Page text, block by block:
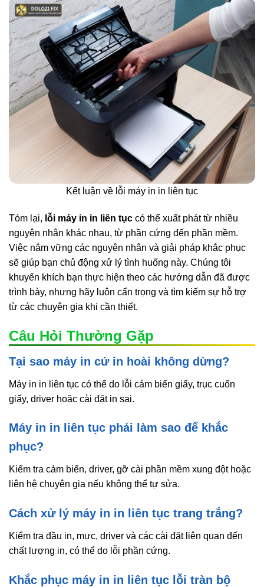
Kết luận về lỗi máy in in liên tục
Tóm lại, lỗi máy in in liên tục có thể xuất phát từ nhiều
nguyên nhân khác nhau, từ phần cứng đến phần mềm.
Việc nắm vững các nguyên nhân và giải pháp khắc phục
sẽ giúp bạn chủ động xử lý tình huống này. Chúng tôi
khuyến khích bạn thực hiện theo các hướng dẫn đã được
trình bày, nhưng hãy luôn cẩn trọng và tìm kiếm sự hỗ trợ
từ các chuyên gia khi cần thiết.
Câu Hỏi Thường Gặp
Tại sao máy in cứ in hoài không dừng?
Máy in in liên tục có thể do lỗi cảm biến giấy, trục cuốn
giấy, driver hoặc cài đặt in sai.
Máy in in liên tục phải làm sao để khắc
phục?
Kiểm tra cảm biến, driver, gỡ cài phần mềm xung đột hoặc
liên hệ chuyên gia nếu không thể tự sửa.
Cách xử lý máy in in liên tục trang trắng?
Kiểm tra đầu in, mực, driver và các cài đặt liên quan đến
chất lượng in, có thể do lỗi phần cứng.
Khắc phục máy in in liên tục lỗi tràn bộ